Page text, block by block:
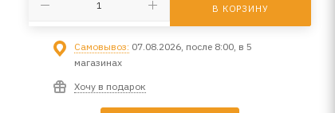
В КОРЗИНУ
Самовывоз: 07.08.2026, после 8:00, в 5
магазинах
Хочу в подарок